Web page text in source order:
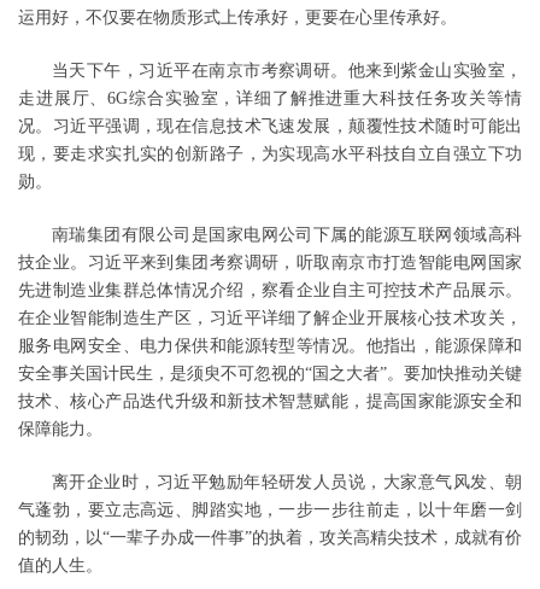
运用好，不仅要在物质形式上传承好，更要在心里传承好。
当天下午，习近平在南京市考察调研。他来到紫金山实验室，
走进展厅、6G综合实验室，详细了解推进重大科技任务攻关等情
况。习近平强调，现在信息技术飞速发展，颠覆性技术随时可能出
现，要走求实扎实的创新路子，为实现高水平科技自立自强立下功
勋。
南瑞集团有限公司是国家电网公司下属的能源互联网领域高科
技企业。习近平来到集团考察调研，听取南京市打造智能电网国家
先进制造业集群总体情况介绍，察看企业自主可控技术产品展示。
在企业智能制造生产区，习近平详细了解企业开展核心技术攻关，
服务电网安全、电力保供和能源转型等情况。他指出，能源保障和
安全事关国计民生，是须臾不可忽视的“国之大者”。要加快推动关键
技术、核心产品迭代升级和新技术智慧赋能，提高国家能源安全和
保障能力。
离开企业时，习近平勉励年轻研发人员说，大家意气风发、朝
气蓬勃，要立志高远、脚踏实地，一步一步往前走，以十年磨一剑
的韧劲，以“一辈子办成一件事”的执着，攻关高精尖技术，成就有价
值的人生。